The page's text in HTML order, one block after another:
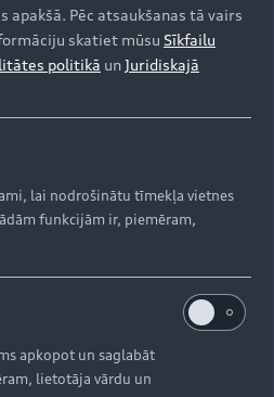
Pēc atsaukšanas tā vairs
skatiet mūsu Sīkfailu
politikā unJuridiskajā
lai nodrošinātu tīmekļa vietnes
funkcijām ir, piemēram,
apkopot un saglabāt
lietotāja vārdu un